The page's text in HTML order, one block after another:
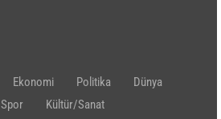
Ekonomi Politika
Dünya
Spor
Kültür/Sanat